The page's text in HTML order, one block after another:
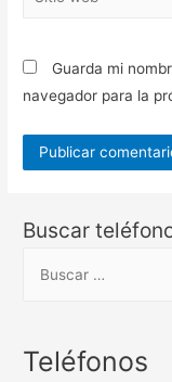
Guarda mi
navegador para la
Buscar
c
Teléfonos